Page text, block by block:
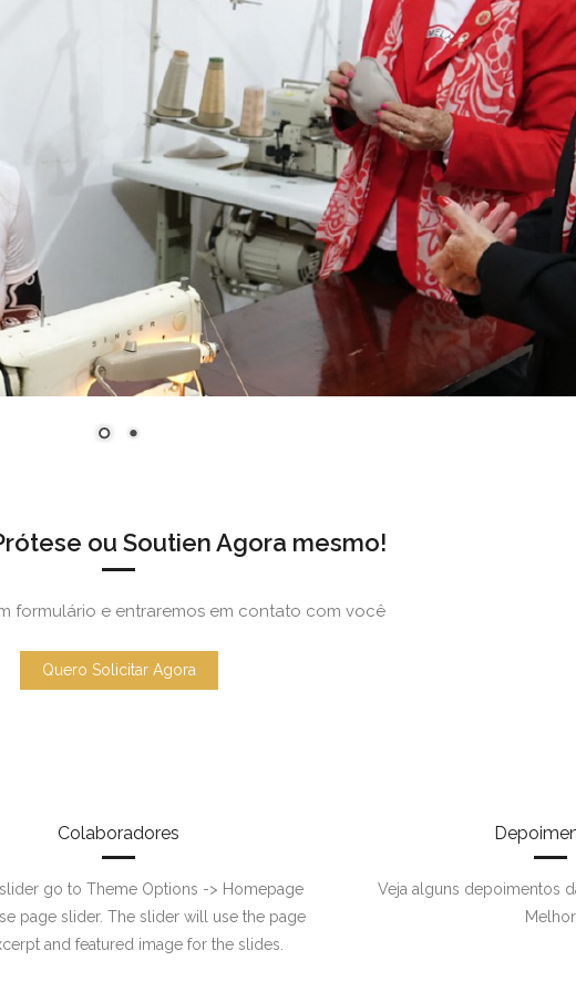
ou Soutien Agora mesmo!
formulário e entraremos em contato com você
Quero Solicitar Agora
Colaboradores
go to Theme Options -> Homepage
page slider. The slider will use the page
and featured image for the slides.
Veja alguns depoimentos
Melhor